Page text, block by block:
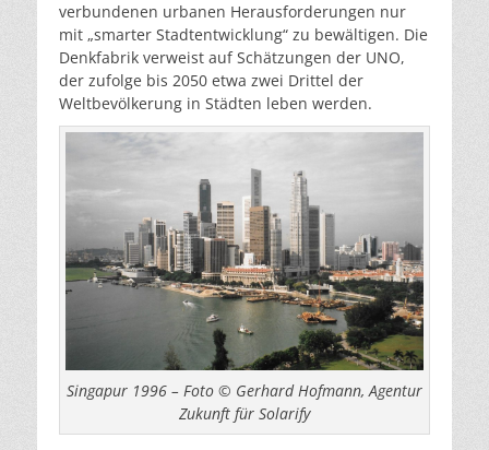
verbundenen urbanen Herausforderungen nur
mit „smarter Stadtentwicklung“ zu bewältigen. Die
Denkfabrik verweist auf Schätzungen der UNO,
der zufolge bis 2050 etwa zwei Drittel der
Weltbevölkerung in Städten leben werden.
Singapur 1996 – Foto © Gerhard Hofmann, Agentur
Zukunft für Solarify